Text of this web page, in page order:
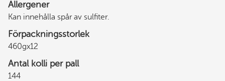
Allergener
Kan innehålla spår av sulfiter.
Förpackningsstorlek
460gx12
Antal kolli per pall
144